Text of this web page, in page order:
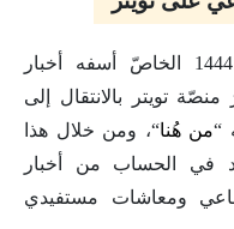
متابعة سَفير الضمَان الاجتِماعي 1444 الخاصّ أسفه أخبار
تويتر بالانتقال إلى
“من هُنا“، ومن خلال هذا
في الحساب من أخبار
ومعاشات مستفيدي